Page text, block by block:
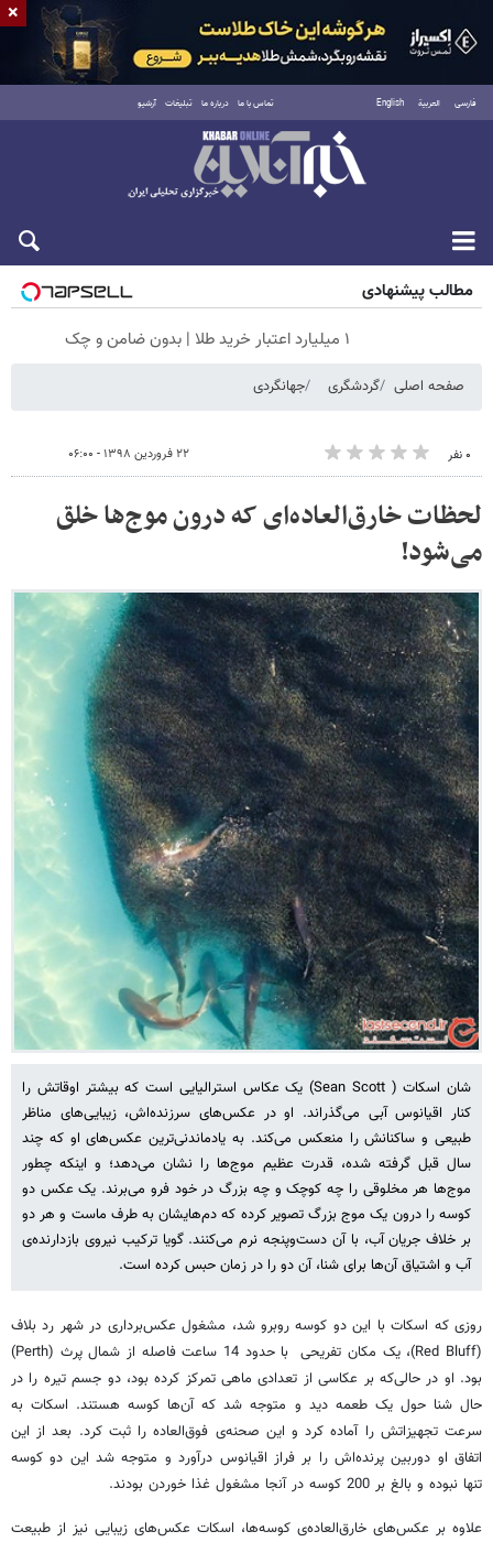
فارسی العربية English تماس با ما درباره ما تبلیغات آرشیو
جمعه ۱۶ مرداد ۱۴۰۵
مطالب پیشنهادی
۱ میلیارد اعتبار خرید طلا | بدون ضامن و چک
صفحه اصلی گردشگری جهانگردی
۰ نفر ۲۲ فروردین ۱۳۹۸ - ۰۶:۰۰
لحظات خارق‌العاده‌ای که درون موج‌ها خلق
می‌شود!
شان اسکات ( Sean Scott) یک عکاس استرالیایی است که بیشتر اوقاتش را
کنار اقیانوس آبی می‌گذراند. او در عکس‌های سرزنده‌اش، زیبایی‌های مناظر
طبیعی و ساکنانش را منعکس می‌کند. به یادماندنی‌ترین عکس‌های او که چند
سال قبل گرفته شده، قدرت عظیم موج‌ها را نشان می‌دهد؛ و اینکه چطور
موج‌ها هر مخلوقی را چه کوچک و چه بزرگ در خود فرو می‌برند. یک عکس دو
کوسه را درون یک موج بزرگ تصویر کرده که دم‌هایشان به طرف ماست و هر دو
بر خلاف جریان آب، با آن دست‌وپنجه نرم می‌کنند. گویا ترکیب نیروی بازدارنده‌ی
آب و اشتیاق آن‌ها برای شنا، آن دو را در زمان حبس کرده است.
روزی که اسکات با این دو کوسه روبرو شد، مشغول عکس‌برداری در شهر رد بلاف
(Red Bluff)، یک مکان تفریحی با حدود 14 ساعت فاصله از شمال پرث (Perth)
بود. او در حالی‌که بر عکاسی از تعدادی ماهی تمرکز کرده بود، دو جسم تیره را در
حال شنا حول یک طعمه دید و متوجه شد که آن‌ها کوسه هستند. اسکات به
سرعت تجهیزاتش را آماده کرد و این صحنه‌ی فوق‌العاده را ثبت کرد. بعد از این
اتفاق او دوربین پرنده‌اش را بر فراز اقیانوس درآورد و متوجه شد این دو کوسه
تنها نبوده و بالغ بر 200 کوسه در آنجا مشغول غذا خوردن بودند.
علاوه بر عکس‌های خارق‌العاده‌ی کوسه‌ها، اسکات عکس‌های زیبایی نیز از طبیعت
×